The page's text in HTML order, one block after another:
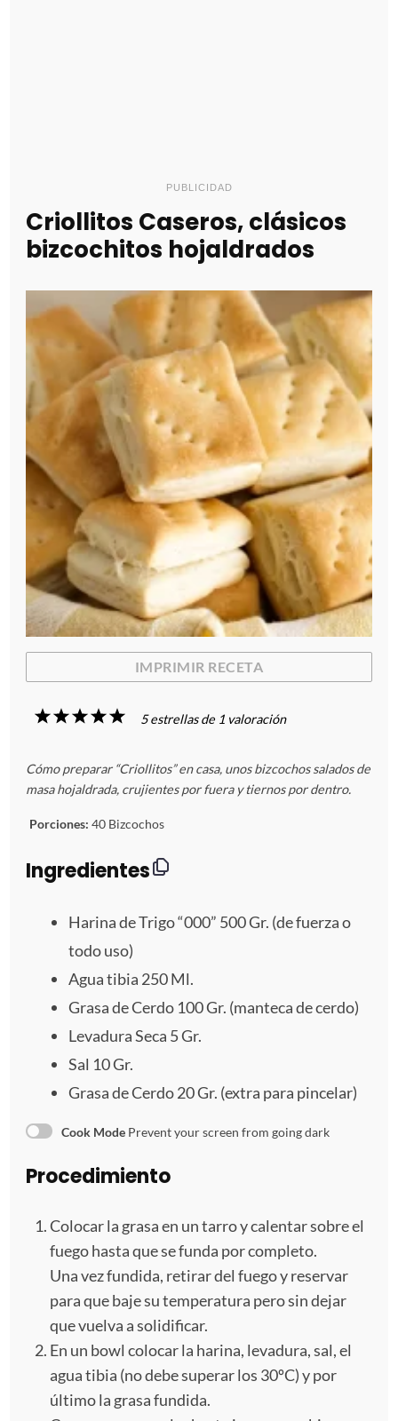
PUBLICIDAD
Criollitos Caseros, clásicos
bizcochitos hojaldrados
IMPRIMIR RECETA
5
s
t
r
e
l
l
a
s
4
s
t
r
l
l
a
s
3
s
t
r
e
l
l
a
s
2
s
t
r
e
l
l
a
s
1
s
t
r
l
a
5estrellas de 1 valoración
Cómo preparar “Criollitos” en casa, unos bizcochos salados de
masa hojaldrada, crujientes por fuera y tiernos por dentro.
Porciones: 40 Bizcochos
Ingredientes
Harina de Trigo “000” 500 Gr. (de fuerza o
todo uso)
Agua tibia 250Ml.
Grasa de Cerdo 100 Gr. (manteca de cerdo)
Levadura Seca 5Gr.
Sal 10Gr.
Grasa de Cerdo 20 Gr. (extra para pincelar)
Cook Mode Prevent your screen from going dark
Procedimiento
Colocar la grasa en un tarro y calentar sobre el
fuego hasta que se funda por completo.
Una vez fundida, retirar del fuego y reservar
para que baje su temperatura pero sin dejar
que vuelva a solidificar.
En un bowl colocar la harina, levadura, sal, el
agua tibia (no debe superar los 30ºC) y por
último la grasa fundida.